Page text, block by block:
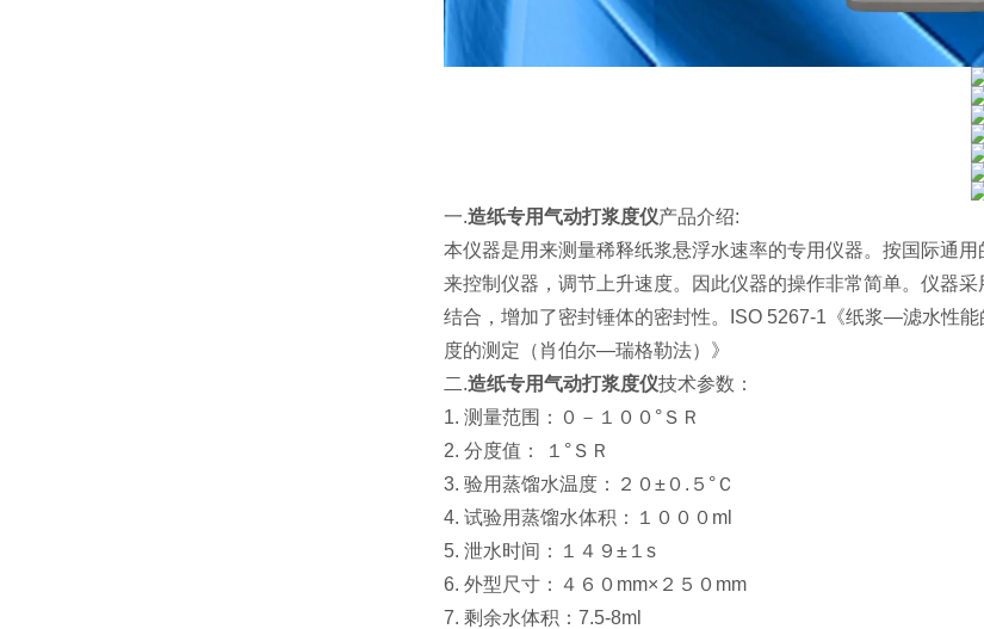
一.造纸专用气动打浆度仪产品介绍:
本仪器是用来测量稀释纸浆悬浮水速率的专用仪器。按国际通
来控制仪器，调节上升速度。因此仪器的操作非常简单。仪器
结合，增加了密封锤体的密封性。ISO 5267-1《纸浆—滤水性
度的测定（肖伯尔—瑞格勒法）》
二.造纸专用气动打浆度仪技术参数：
1. 测量范围：０－１００°ＳＲ
2. 分度值： １°ＳＲ
3. 验用蒸馏水温度：２０±０.５°Ｃ
4. 试验用蒸馏水体积：１０００ml
5. 泄水时间：１４９±１s
6. 外型尺寸：４６０mm×２５０mm
7. 剩余水体积：7.5-8ml